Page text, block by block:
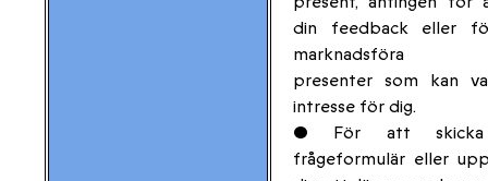
din feedback eller
marknadsföra
presenter som kan
intresse för dig.
• För att
frågeformulär eller